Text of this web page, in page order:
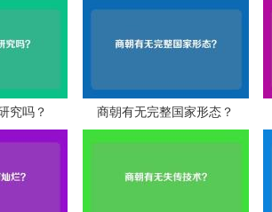
究吗？ 商朝有无完整国家形态？